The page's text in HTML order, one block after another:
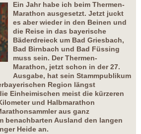
Ein Jahr habe ich beim Thermen-
Marathon ausgesetzt. Jetzt juckt
es aber wieder in den Beinen und
die Reise in das bayerische
Bäderdreieck um Bad Griesbach,
Bad Birnbach und Bad Füssing
muss sein. Der Thermen-
Marathon, jetzt schon in der 27.
Ausgabe, hat sein Stammpublikum
Region längst
Einheimischen meist die kürzeren
und Halbmarathon
aus ganz
benachbarten Ausland den langen
Heide an.